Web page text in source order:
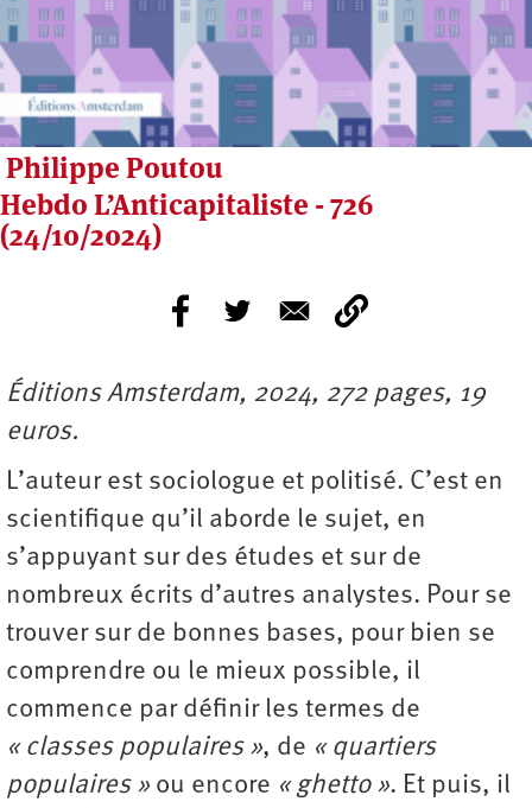
Philippe Poutou
Hebdo L’Anticapitaliste - 726
(24/10/2024)
Éditions Amsterdam, 2024, 272 pages, 19
euros.
L’auteur est sociologue et politisé. C’est en
scientifique qu’il aborde le sujet, en
s’appuyant sur des études et sur de
nombreux écrits d’autres analystes. Pour se
trouver sur de bonnes bases, pour bien se
comprendre ou le mieux possible, il
commence par définir les termes de
« classes populaires », de « quartiers
populaires » ou encore « ghetto ». Et puis, il